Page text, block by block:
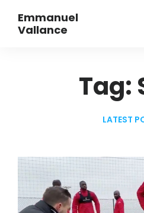
Emmanuel
Vallance
Tag:
LATEST